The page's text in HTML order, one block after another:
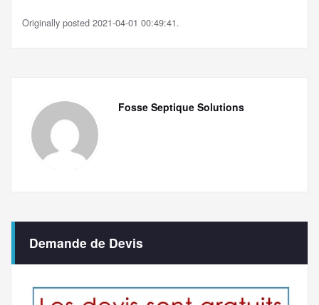
Originally posted 2021-04-01 00:49:41.
Fosse Septique Solutions
Demande de Devis